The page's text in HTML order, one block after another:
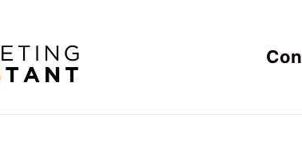
Les secrets du marketing au